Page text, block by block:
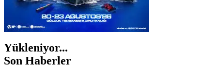
Yükleniyor...
Son Haberler